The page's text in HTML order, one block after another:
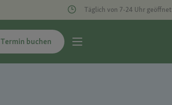
Täglich von 7-24 Uhr geöffnet
Termin buchen